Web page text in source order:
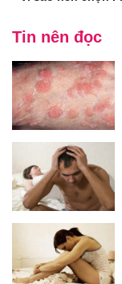
Tin nên đọc